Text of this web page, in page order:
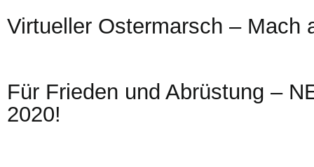
Virtueller Ostermarsch – Mach
Für Frieden und Abrüstung –
2020!